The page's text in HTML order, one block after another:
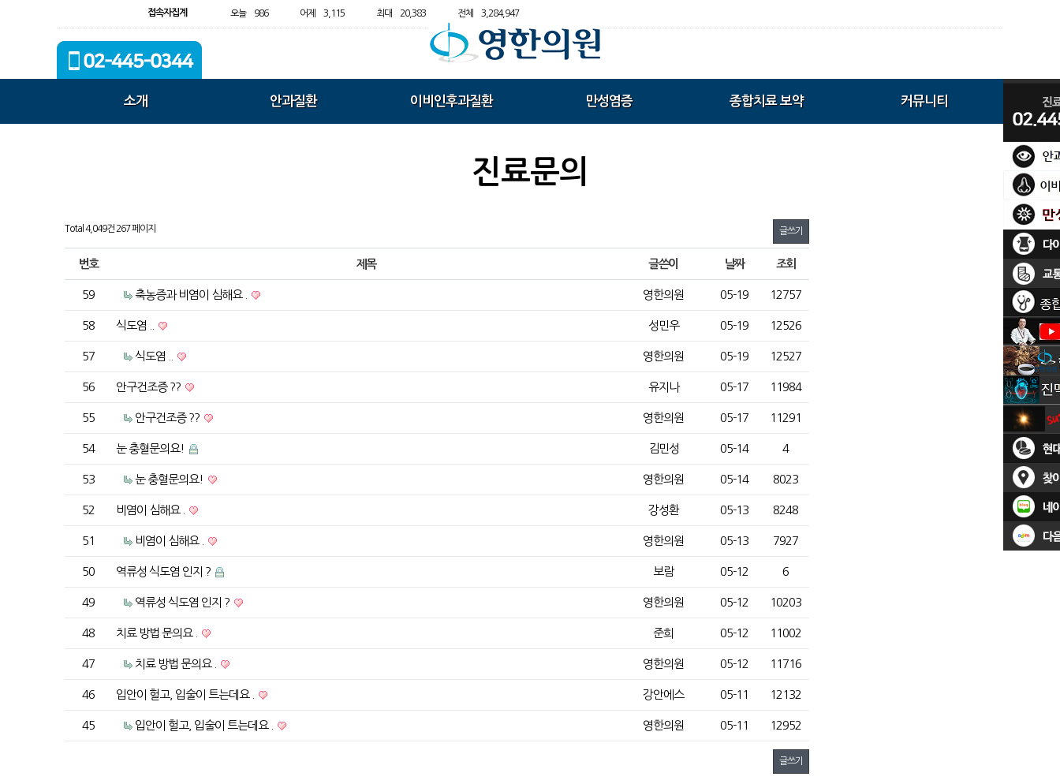
접속자집계 오늘 986 어제 3,115 최대 20,383 전체 3,284,947
소개 안과질환 이비인후과질환 만성염증 종합치료 보약 커뮤니티
진료문의
Total 4,049건 267 페이지 글쓰기
번호 제목 글쓴이 날짜 조회
59 축농증과 비염이 심해요 . 영한의원 05-19 12757
58 식도염 .. 성민우 05-19 12526
57 식도염 .. 영한의원 05-19 12527
56 안구건조증 ?? 유지나 05-17 11984
55 안구건조증 ?? 영한의원 05-17 11291
54 눈 충혈문의요! 김민성 05-14 4
53 눈 충혈문의요! 영한의원 05-14 8023
52 비염이 심해요 . 강성환 05-13 8248
51 비염이 심해요 . 영한의원 05-13 7927
50 역류성 식도염 인지 ? 보람 05-12 6
49 역류성 식도염 인지 ? 영한의원 05-12 10203
48 치료 방법 문의요 . 준희 05-12 11002
47 치료 방법 문의요 . 영한의원 05-12 11716
46 입안이 헐고, 입술이 트는데요 . 강안에스 05-11 12132
45 입안이 헐고, 입술이 트는데요 . 영한의원 05-11 12952
글쓰기